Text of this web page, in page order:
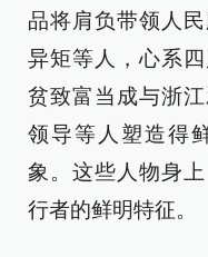
品将肩负带领人
异矩等人，心系
贫致富当成与浙
领导等人塑造得
象。这些人物身
行者的鲜明特征。